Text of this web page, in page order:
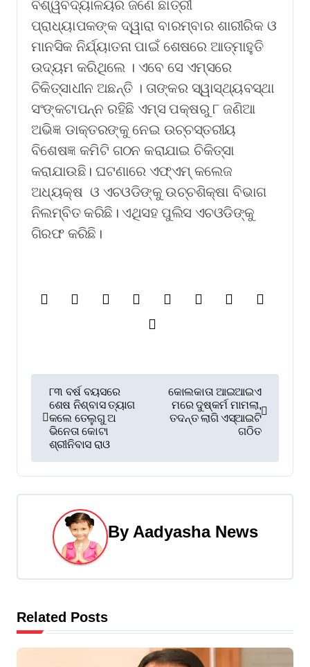
ବିଶ୍ୱବିଦ୍ୟାଳୟର ଜଣେ ଛାତ୍ରୀ
ପ୍ରାଧ୍ୟାପକଙ୍କ ଦ୍ୱାରା ବାରମ୍ବାର ଶାରୀରିକ ଓ
ମାନସିକ ନିର୍ଯ୍ୟାତନା ପାଇଁ ଶେଷରେ ଆତ୍ମାହୁତି
ଉଦ୍ୟମ କରିଥିଲେ । ଏବେ ସେ ଏମ୍‌ସରେ
ଚିକିତ୍ସାଧୀନ ଅଛନ୍ତି । ତାଙ୍କର ସ୍ୱାସ୍ଥ୍ୟବସ୍ଥା
ସଂଙ୍କଟାପନ୍ନ ରହିଛି ଏମ୍ସ ପକ୍ଷରୁ ୮ ଜଣିଆ
ଅଭିଜ୍ଞ ଡାକ୍ତରଙ୍କୁ ନେଇ ଉଚ୍ଚସ୍ତରୀୟ
ବିଶେଷଜ୍ଞ କମିଟି ଗଠନ କରାଯାଇ ଚିକିତ୍ସା
କରାଯାଉଛି। ଘଟଣାରେ ଏଫ୍‌ଏମ୍ କଲେଜ
ଅଧ୍ୟକ୍ଷ ଓ ଏଚଓଡିଙ୍କୁ ଉଚ୍ଚଶିକ୍ଷା ବିଭାଗ
ନିଲମ୍ବିତ କରିଛି। ଏଥିସହ ପୁଲିସ ଏଚଓଡିଙ୍କୁ
ଗିରଫ କରିଛି।
o
t
n
i
g
a
୮୩ ବର୍ଷ ବୟସରେ
ଶେଷ ନିଶ୍ବାସ ତ୍ୟାଗ
କଲେ ତେଲୁଗୁ ଅ
ଭିନେତା କୋଟା
ଶ୍ରୀନିବାସ ରାଓ
କୋଲକାତା ଆଇଆଇଏ
ମରେ ଦୁଷ୍କର୍ମ ମାମଲା,
ତଦନ୍ତ ଲାଗି ଏସ୍‌ଆଇଟି
ଗଠିତ
By Aadyasha News
Related Posts